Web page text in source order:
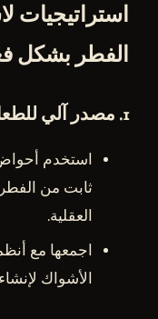
استراتيجيات
الفطر بشكل
1. مصدر آلي
استخدم أحواض
ثابت من
العقلية.
اجمعها مع
الأشواك